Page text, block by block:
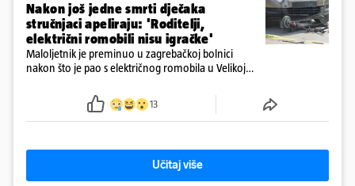
Nakon još jedne smrti dječaka
stručnjaci apeliraju: 'Roditelji,
električni romobili nisu igračke'
Maloljetnik je preminuo u zagrebačkoj bolnici
nakon što je pao s električnog romobila u Velikoj
13
Učitaj više